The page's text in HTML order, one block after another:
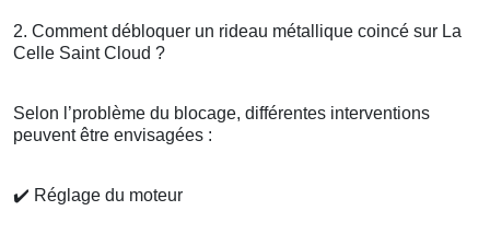
2. Comment débloquer un rideau métallique coincé sur La
Celle Saint Cloud ?
Selon l’problème du blocage, différentes interventions
peuvent être envisagées :
✔️ Réglage du moteur